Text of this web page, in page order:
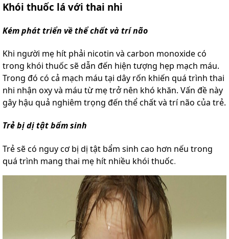
Khói thuốc lá với thai nhi
Kém phát triển về thể chất và trí não
Khi người mẹ hít phải nicotin và carbon monoxide có
trong khói thuốc sẽ dẫn đến hiện tượng hẹp mạch máu.
Trong đó có cả mạch máu tại dây rốn khiến quá trình thai
nhi nhận oxy và máu từ mẹ trở nên khó khăn. Vấn đề này
gây hậu quả nghiêm trọng đến thể chất và trí não của trẻ.
Trẻ bị dị tật bẩm sinh
Trẻ sẽ có nguy cơ bị dị tật bẩm sinh cao hơn nếu trong
quá trình mang thai mẹ hít nhiều khói thuốc.